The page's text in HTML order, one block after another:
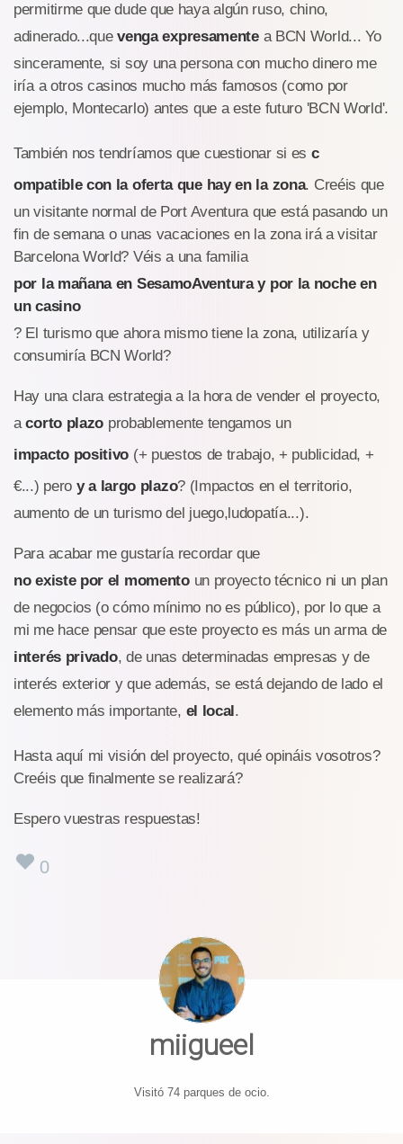
permitirme que dude que haya algún ruso, chino,
adinerado...quevenga expresamentea BCN World... Yo
sinceramente, si soy una persona con mucho dinero me
iría a otros casinos mucho más famosos (como por
ejemplo, Montecarlo) antes que a este futuro 'BCN World'.
También nos tendríamos que cuestionar si es c
ompatible con la oferta que hay en la zona. Creéis que
un visitante normal de Port Aventura que está pasando un
fin de semana o unas vacaciones en la zona irá a visitar
Barcelona World? Véis a una familia
por la mañana en SesamoAventura y por la noche en
un casino
? El turismo que ahora mismo tiene la zona, utilizaría y
consumiría BCN World?
Hay una clara estrategia a la hora de vender el proyecto,
acorto plazo probablemente tengamos un
impacto positivo (+ puestos de trabajo, + publicidad, +
€...) pero y a largo plazo? (Impactos en el territorio,
aumento de un turismo del juego,ludopatía...).
Para acabar me gustaría recordar que
no existe por el momentoun proyecto técnico ni un plan
de negocios (o cómo mínimo no es público), por lo que a
mi me hace pensar que este proyecto es más un arma de
interés privado, de unas determinadas empresas y de
interés exterior y que además, se está dejando de lado el
elemento más importante, el local.
Hasta aquí mi visión del proyecto, qué opináis vosotros?
Creéis que finalmente se realizará?
Espero vuestras respuestas!
0
miigueel
Visitó 74 parques de ocio.